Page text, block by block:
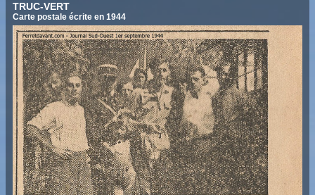
TRUC-VERT
Carte postale écrite en 1944